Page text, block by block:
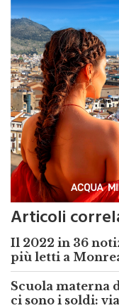
Articoli
Il 2022 in 36
più letti a
Scuola materna
ci sono i soldi: